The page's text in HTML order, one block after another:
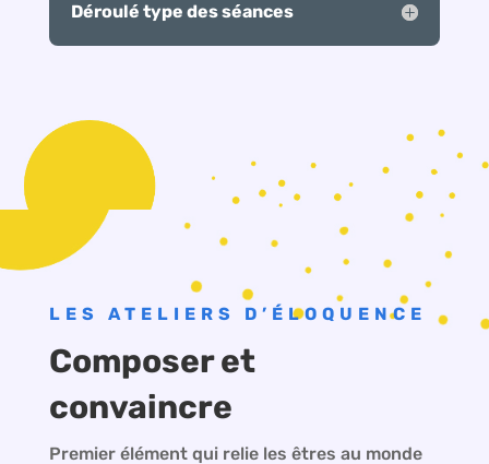
Déroulé type des séances
LES ATELIERS D’ÉLOQUENCE
Composer et
convaincre
Premier élément qui relie les êtres au monde